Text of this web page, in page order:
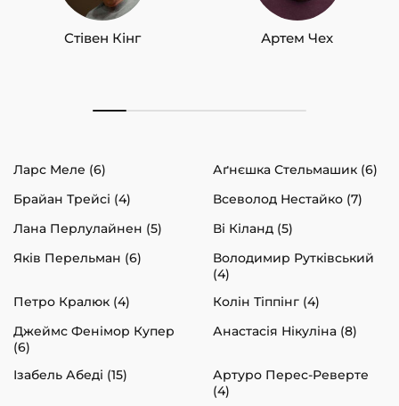
Стівен Кінг Артем Чех
Ларс Меле (6)
Аґнєшка Стельмашик (6)
Брайан Трейсі (4)
Всеволод Нестайко (7)
Лана Перлулайнен (5)
Ві Кіланд (5)
Яків Перельман (6)
Володимир Рутківський
(4)
Петро Кралюк (4)
Колін Тіппінг (4)
Джеймс Фенімор Купер
(6)
Анастасія Нікуліна (8)
Ізабель Абеді (15)
Артуро Перес-Реверте
(4)